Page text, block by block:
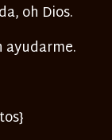
oh Dios.
ayudarme.